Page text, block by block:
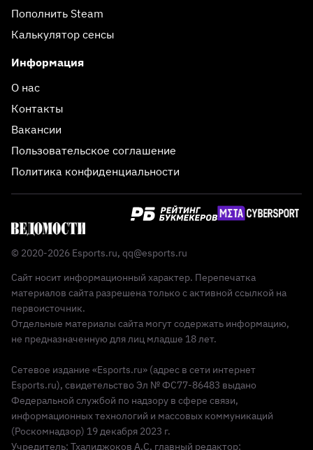
Пополнить Steam
Калькулятор сенсы
Информация
О нас
Контакты
Вакансии
Пользовательское соглашение
Политика конфиденциальности
© 2020-2026 Esports.ru, qq@esports.ru
Сайт носит информационный характер. Перепечатка
материалов сайта разрешена только с активной ссылкой на
первоисточник.
Отдельные материалы сайта могут содержать информацию,
не предназначенную для лиц младше 18 лет.
Сетевое издание «Esports.ru» (адрес в сети интернет
Esports.ru), свидетельство Эл № ФС77-86483 выдано
Федеральной службой по надзору в сфере связи,
информационных технологий и массовых коммуникаций
(Роскомнадзор) 19 декабря 2023 г.
Учредитель: Тхалиджоков А.С, главный редактор: